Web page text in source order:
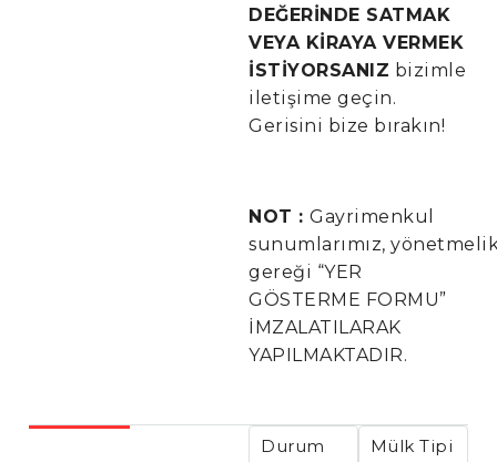
DEĞERİNDE SATMAK
VEYA KİRAYA VERMEK
İSTİYORSANIZ bizimle
iletişime geçin.
Gerisini bize bırakın!
NOT : Gayrimenkul
sunumlarımız,
gereği “YER
GÖSTERME FORMU”
İMZALATILARAK
YAPILMAKTADIR.
Durum
Mülk Tipi